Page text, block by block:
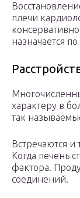
плечи
назначается
характеру в
так
Встречаются
Когда печень
фактора.
соединений.